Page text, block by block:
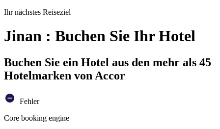
Ihr nächstes Reiseziel
Jinan : Buchen Sie Ihr Hotel
Buchen Sie ein Hotel aus den mehr als 45
Hotelmarken von Accor
Fehler
Core booking engine